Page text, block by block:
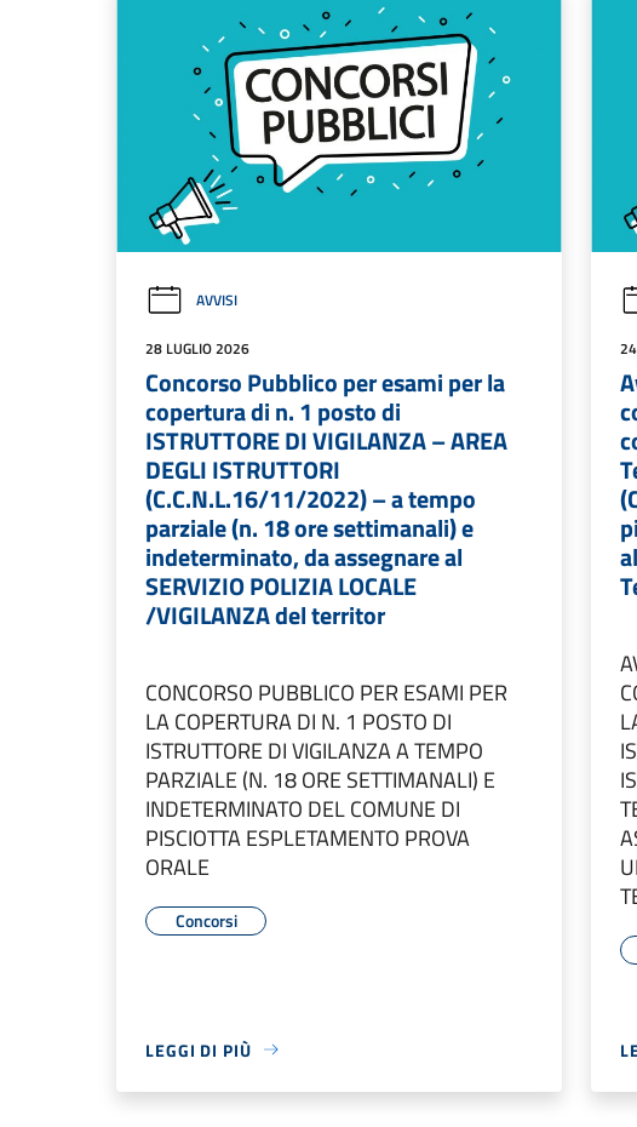
AVVISI
28 LUGLIO 2026
Concorso Pubblico per esami per la
copertura di n. 1 posto di
ISTRUTTORE DI VIGILANZA – AREA
DEGLI ISTRUTTORI
(C.C.N.L.16/11/2022) – a tempo
parziale (n. 18 ore settimanali) e
indeterminato, da assegnare al
SERVIZIO POLIZIA LOCALE
/VIGILANZA del territor
CONCORSO PUBBLICO PER ESAMI PER
LA COPERTURA DI N. 1 POSTO DI
ISTRUTTORE DI VIGILANZA A TEMPO
PARZIALE (N. 18 ORE SETTIMANALI) E
INDETERMINATO DEL COMUNE DI
PISCIOTTA ESPLETAMENTO PROVA
ORALE
Concorsi
LEGGI DI PIÙ